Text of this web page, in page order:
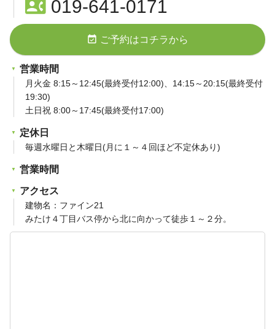
contact_phone019-641-0171
event_available ご予約はコチラから
営業時間
月火金 8:15～12:45(最終受付12:00)、14:15～20:15(最終受付
19:30)
土日祝 8:00～17:45(最終受付17:00)
定休日
毎週水曜日と木曜日(月に１～４回ほど不定休あり)
営業時間
アクセス
建物名：ファイン21
みたけ４丁目バス停から北に向かって徒歩１～２分。